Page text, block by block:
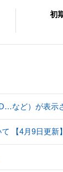
初
など）が表示
【4月9日更新】